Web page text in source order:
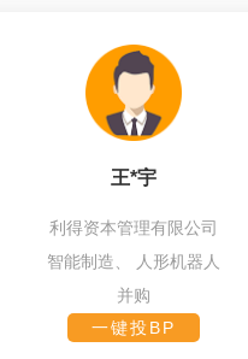
王*宇
利得资本管理有限公司
智能制造、
人形机器人
并购
一键投BP